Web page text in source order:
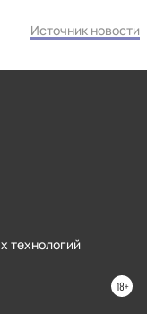
Источник новости
технологий